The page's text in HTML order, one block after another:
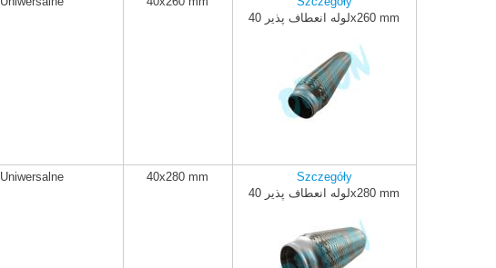
لوله انعطاف پذیر 40x260 mm
Uniwersalne 40x280 mm
Szczegóły
لوله انعطاف پذیر 40x280 mm